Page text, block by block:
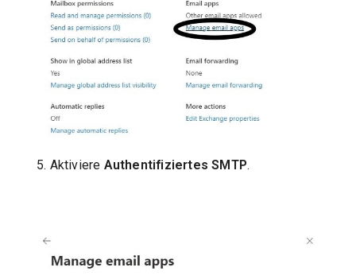
5. Aktiviere Authentifiziertes SMTP.